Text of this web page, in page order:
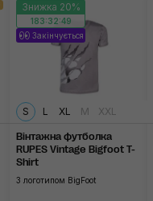
Scangrip
Застосувати
Знижка 20%
183:32:48
Закінчується
S L XL M XXL
Вінтажна футболка
RUPES Vintage Bigfoot T-
Shirt
З логотипом BigFoot